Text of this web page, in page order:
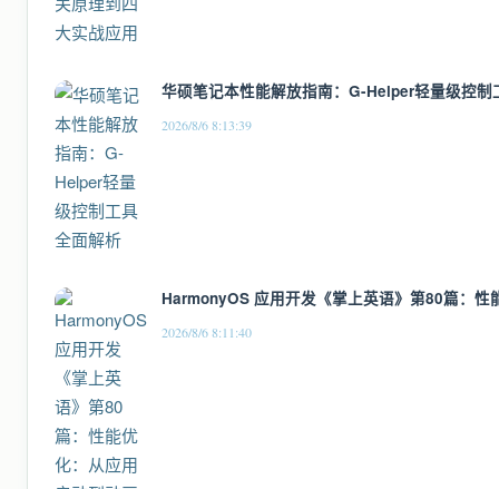
华硕笔记本性能解放指南：G-Helper轻量级控制
2026/8/6 8:13:39
HarmonyOS 应用开发《掌上英语》第80篇：
2026/8/6 8:11:40